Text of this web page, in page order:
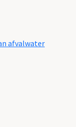
afvalwater